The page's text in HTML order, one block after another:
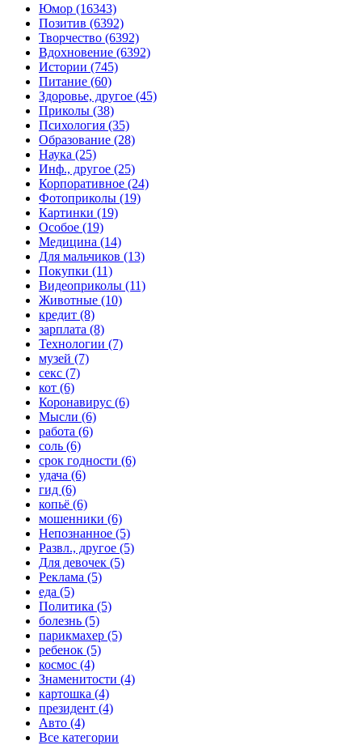
Юмор (16343)
Позитив (6392)
Творчество (6392)
Вдохновение (6392)
Истории (745)
Питание (60)
Здоровье, другое (45)
Приколы (38)
Психология (35)
Образование (28)
Наука (25)
Инф., другое (25)
Корпоративное (24)
Фотоприколы (19)
Картинки (19)
Особое (19)
Медицина (14)
Для мальчиков (13)
Покупки (11)
Видеоприколы (11)
Животные (10)
кредит (8)
зарплата (8)
Технологии (7)
музей (7)
секс (7)
кот (6)
Коронавирус (6)
Мысли (6)
работа (6)
соль (6)
срок годности (6)
удача (6)
гид (6)
копьё (6)
мошенники (6)
Непознанное (5)
Развл., другое (5)
Для девочек (5)
Реклама (5)
еда (5)
Политика (5)
болезнь (5)
парикмахер (5)
ребенок (5)
космос (4)
Знаменитости (4)
картошка (4)
президент (4)
Авто (4)
Все категории